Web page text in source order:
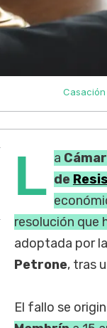
L a
de
resolución que
adoptada por
Petrone, tras
El fallo se